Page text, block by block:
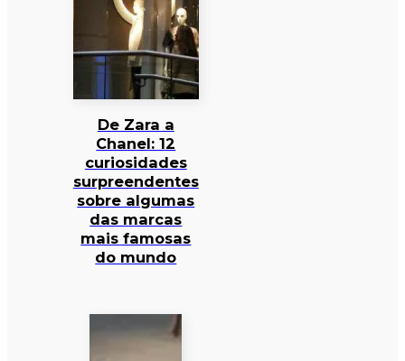
De Zara a
Chanel: 12
curiosidades
surpreendentes
sobre algumas
das marcas
mais famosas
do mundo